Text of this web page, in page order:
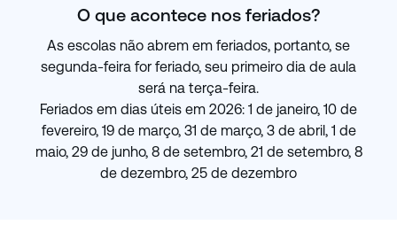
O que acontece nos feriados?
As escolas não abrem em feriados, portanto, se
segunda-feira for feriado, seu primeiro dia de aula
será na terça-feira.
Feriados em dias úteis em 2026: 1 de janeiro, 10 de
fevereiro, 19 de março, 31 de março, 3 de abril, 1 de
maio, 29 de junho, 8 de setembro, 21 de setembro, 8
de dezembro, 25 de dezembro